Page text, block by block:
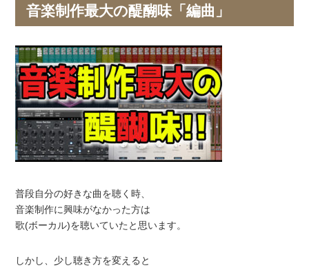
音楽制作最大の醍醐味「編曲」
普段自分の好きな曲を聴く時、
音楽制作に興味がなかった方は
歌(ボーカル)を聴いていたと思います。
しかし、少し聴き方を変えると